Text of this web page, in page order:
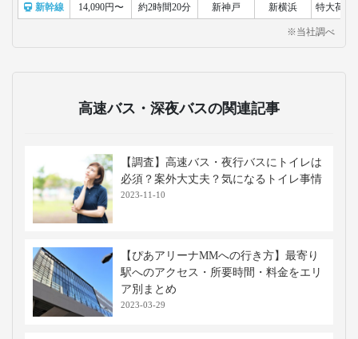
新幹線 14,090円〜 約2時間20分 新神戸 新横浜 特大荷物
※当社調べ
高速バス・深夜バスの関連記事
【調査】高速バス・夜行バスにトイレは
必須？案外大丈夫？気になるトイレ事情
2023-11-10
【ぴあアリーナMMへの行き方】最寄り
駅へのアクセス・所要時間・料金をエリ
ア別まとめ
2023-03-29